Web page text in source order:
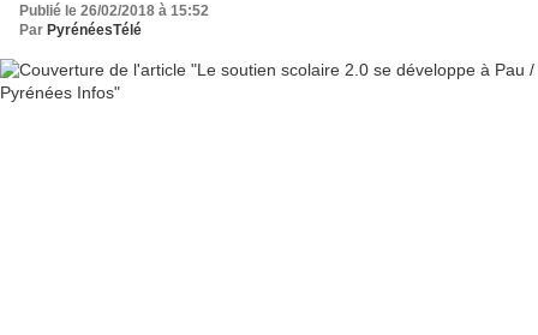
Publié le 26/02/2018 à 15:52
Par PyrénéesTélé